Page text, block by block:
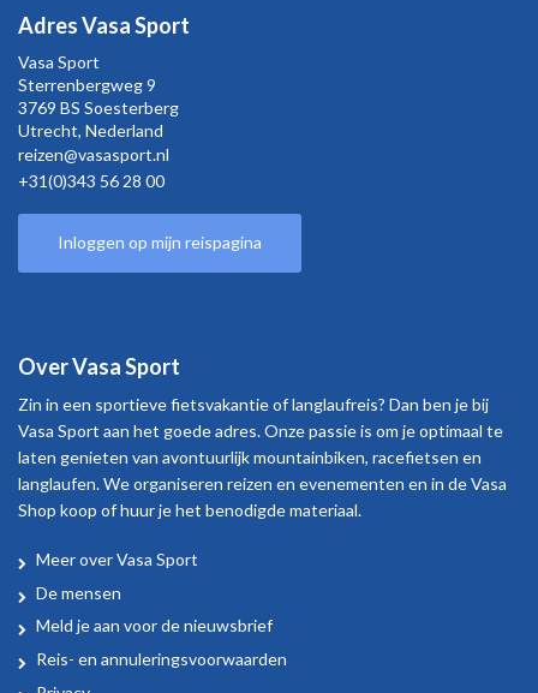
Adres Vasa Sport
Vasa Sport
Sterrenbergweg9
3769 BS Soesterberg
Utrecht, Nederland
reizen@vasasport.nl
+31(0)343 56 28 00
Inloggen op mijn reispagina
Over Vasa Sport
Zin in een sportieve fietsvakantie of langlaufreis? Dan ben je bij
Vasa Sport aan het goede adres. Onze passie is om je optimaal te
laten genieten van avontuurlijk mountainbiken, racefietsen en
langlaufen. We organiseren reizen en evenementen en in de Vasa
Shop koop of huur je het benodigde materiaal.
Over
Vasa
Sport
Meer over Vasa Sport
De mensen
Meld je aan voor de nieuwsbrief
Reis- en annuleringsvoorwaarden